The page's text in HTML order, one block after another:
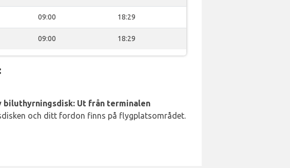
09:00 18:29
09:00 18:29
biluthyrningsdisk: Ut från terminalen
och ditt fordon finns på flygplatsområdet.